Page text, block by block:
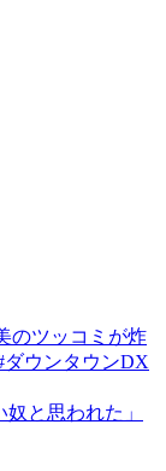
のツッコミが炸
ウンタウンDX
と思われた」